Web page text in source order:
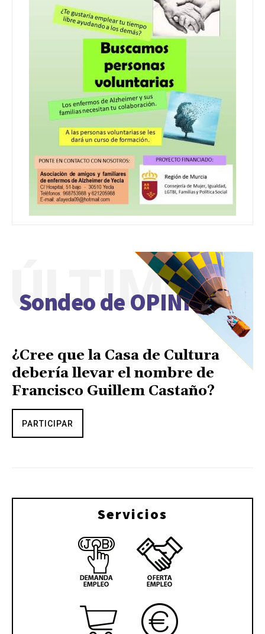
Sondeo de OPINIÓN
ÚLTIMO
¿Cree que la Casa de Cultura
debería llevar el nombre de
Francisco Guillem Castaño?
PARTICIPAR
Servicios